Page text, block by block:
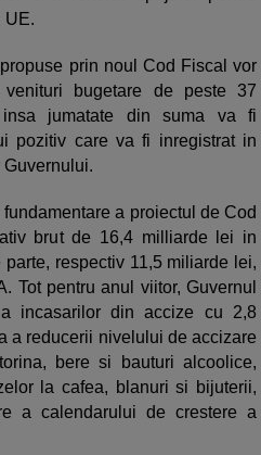
UE.
prin noul Cod Fiscal vor
bugetare de peste 37
jumatate din suma va fi
pozitiv care va fi inregistrat in
a proiectul de Cod
brut de 16,4 milliarde lei in
respectiv 11,5 miliarde lei,
Tot pentru anul viitor, Guvernul
incasarilor din accize cu 2,8
a reducerii nivelului de accizare
bere si bauturi alcoolice,
la cafea, blanuri si bijuterii,
a calendarului de crestere a